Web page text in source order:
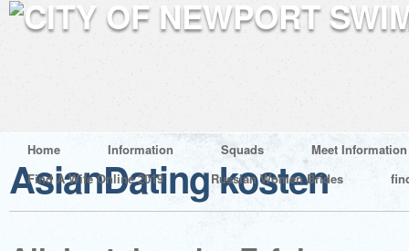
Home Information Squads
Meet Information
Find A Wife Online 2019
Russian Women Brides
AsianDating kosten